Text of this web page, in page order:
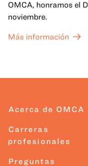
OMCA, honramos el
noviembre.
Más información
Acerca de OMCA
Carreras
profesionales
Preguntas